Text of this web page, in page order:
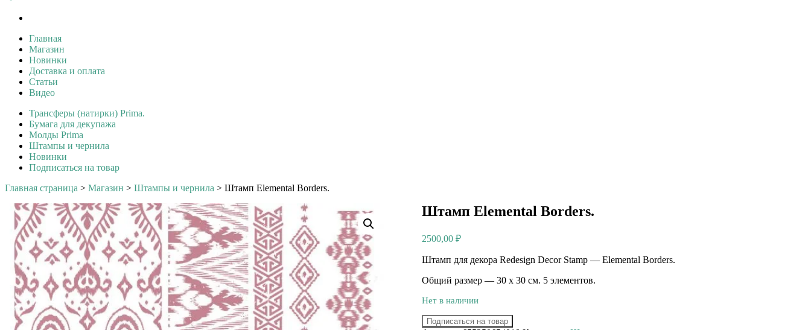
Главная
Магазин
Новинки
Доставка и оплата
Статьи
Видео
Трансферы (натирки) Prima.
Бумага для декупажа
Молды Prima
Штампы и чернила
Новинки
Подписаться на товар
Главная страница > Магазин > Штампы и чернила > Штамп Elemental Borders.
Штамп Elemental Borders.
2500,00 ₽
Штамп для декора Redesign Decor Stamp — Elemental Borders.
Общий размер — 30 х 30 см. 5 элементов.
Нет в наличии
Подписаться на товар